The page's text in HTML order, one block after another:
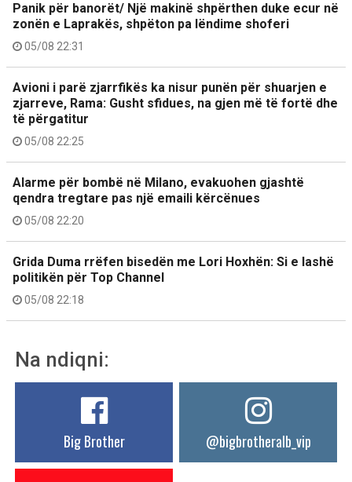
Panik për banorët/ Një makinë shpërthen duke ecur në
zonën e Laprakës, shpëton pa lëndime shoferi
05/08 22:31
Avioni i parë zjarrfikës ka nisur punën për shuarjen e
zjarreve, Rama: Gusht sfidues, na gjen më të fortë dhe
të përgatitur
05/08 22:25
Alarme për bombë në Milano, evakuohen gjashtë
qendra tregtare pas një emaili kërcënues
05/08 22:20
Grida Duma rrëfen bisedën me Lori Hoxhën: Si e lashë
politikën për Top Channel
05/08 22:18
Na ndiqni:
Big Brother @bigbrotheralb_vip